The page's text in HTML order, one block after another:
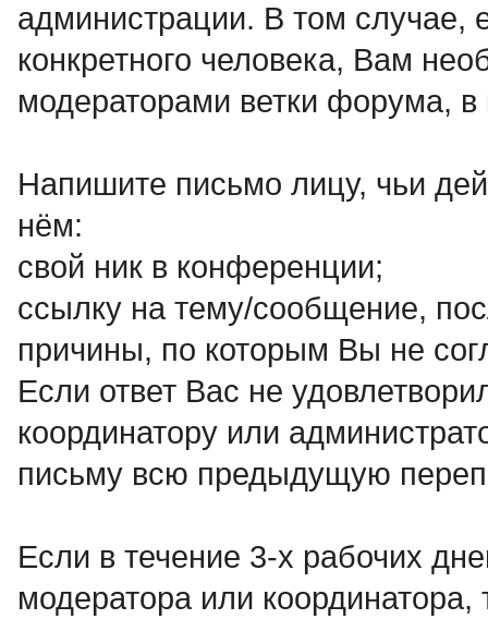
администрации. В том случае,
конкретного человека, Вам
модераторами ветки форума,
Напишите письмо лицу, чьи
нём:
свой ник в конференции;
ссылку на тему/сообщение,
причины, по которым Вы не
Если ответ Вас не
координатору или
письму всю предыдущую
Если в течение 3-х рабочих
модератора или